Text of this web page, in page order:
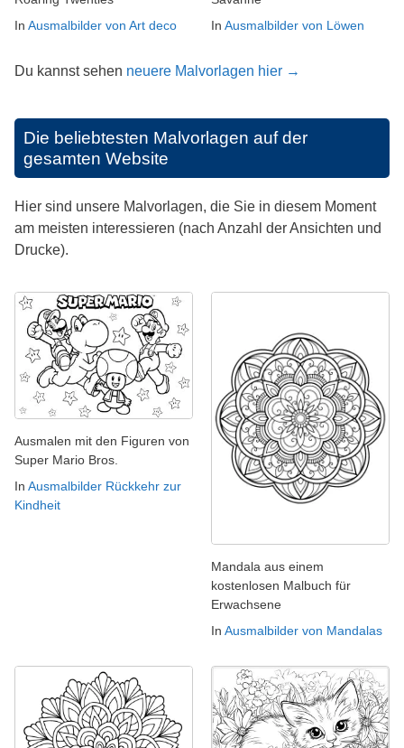
In Ausmalbilder von Art deco
In Ausmalbilder von Löwen
Du kannst sehen neuere Malvorlagen hier →
Die beliebtesten Malvorlagen auf der
gesamten Website
Hier sind unsere Malvorlagen, die Sie in diesem Moment
am meisten interessieren (nach Anzahl der Ansichten und
Drucke).
Ausmalen mit den Figuren von
Super Mario Bros.
In Ausmalbilder Rückkehr zur
Kindheit
Mandala aus einem
kostenlosen Malbuch für
Erwachsene
In Ausmalbilder von Mandalas